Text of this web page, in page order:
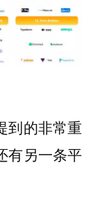
到的非常重
有另一条平